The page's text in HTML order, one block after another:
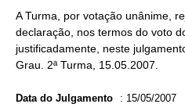
A Turma, por votação unânime,
declaração, nos termos do voto
justificadamente, neste
Grau. 2ª Turma, 15.05.2007.
Data do Julgamento : 15/05/2007